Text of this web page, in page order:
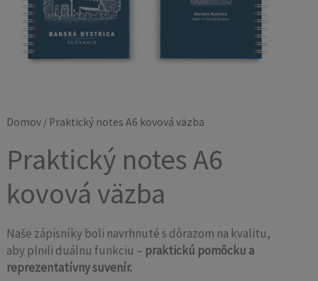
Domov / Praktický notes A6 kovová väzba
Praktický notes A6
kovová väzba
Naše zápisníky boli navrhnuté s dôrazom na kvalitu,
aby plnili duálnu funkciu – praktickú pomôcku a
reprezentatívny suvenír.